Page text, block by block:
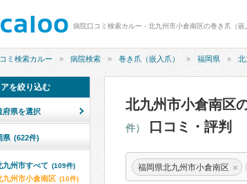
病院口コミ検索カルー - 北九州市小倉南区の巻き爪（
ミ検索カルー 病院検索 巻き爪（嵌入爪） 福岡県 北
北九州市小倉南区
件）
口コミ・評判
福岡県北九州市小倉南区 ×
を絞り込む
府県を選択
県 (622件)
九州市すべて (109件)
九州市小倉南区 (10件)